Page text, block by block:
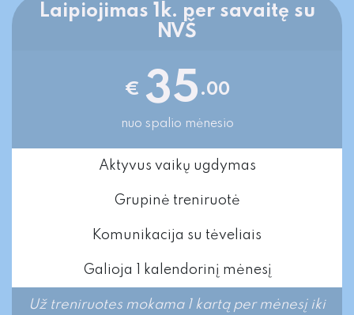
Laipiojimas 1k. per savaitę su
NVŠ
€ 35 .00
nuo spalio mėnesio
Aktyvus vaikų ugdymas
Grupinė treniruotė
Komunikacija su tėveliais
Galioja 1 kalendorinį mėnesį
Už treniruotes mokama 1 kartą per mėnesį iki